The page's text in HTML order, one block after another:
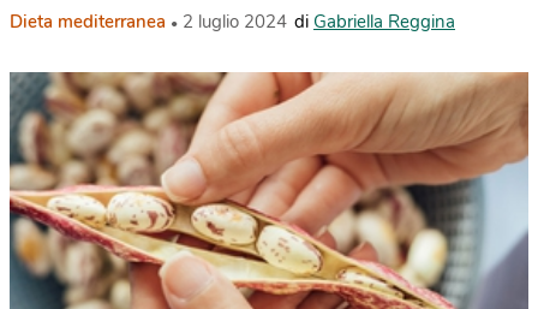
Dieta mediterranea 2 luglio 2024 di Gabriella Reggina